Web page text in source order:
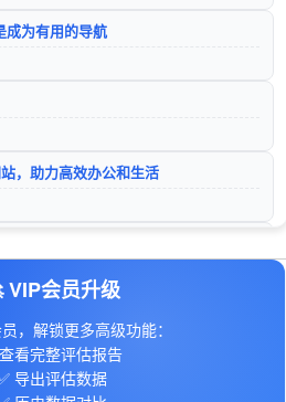
访问站点
成为有用的导航
，助力高效办公和生活
VIP会员升级
，解锁更多高级功能：
看完整评估报告
导出评估数据